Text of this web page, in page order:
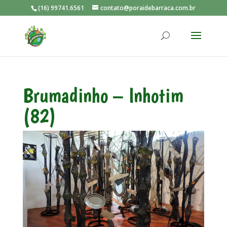
(16) 99741.6561 contato@poraidebarraca.com.br
Brumadinho – Inhotim
(82)